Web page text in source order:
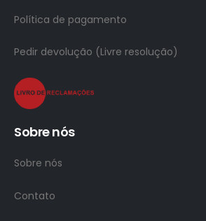
Política de pagamento
Pedir devolução (Livre resolução)
Sobre nós
Sobre nós
Contato